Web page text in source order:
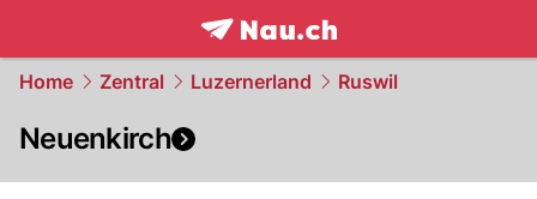
frontpage.NAU.ch
Home Zentral Luzernerland Ruswil
Neuenkirch